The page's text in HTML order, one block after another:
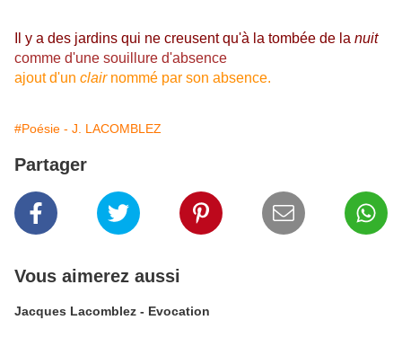
Il y a des jardins qui ne creusent qu'à la tombée de la nuit
comme d'une souillure d'absence
ajout d'un clair nommé par son absence.
#Poésie - J. LACOMBLEZ
Partager
Vous aimerez aussi
Jacques Lacomblez - Evocation